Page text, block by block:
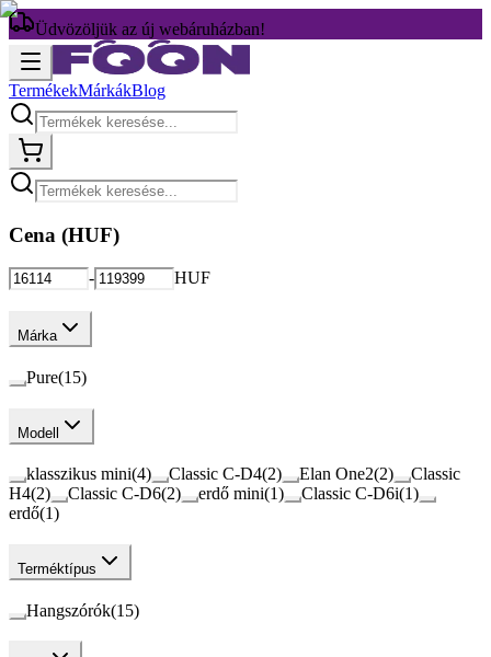
Üdvözöljük az új webáruházban!
TermékekMárkákBlog
Cena (HUF)
- HUF
Márka
Pure(15)
Modell
klasszikus mini(4) Classic C-D4(2) Elan One2(2)
Classic
H4(2) Classic C-D6(2) erdő mini(1) Classic C-D6i(1)
erdő(1)
Terméktípus
Hangszórók(15)